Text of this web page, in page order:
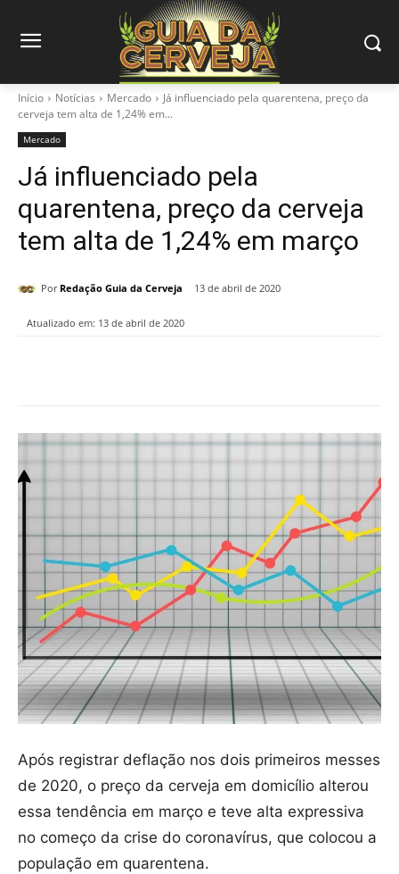
Início Notícias Mercado
Já influenciado pela quarentena, preço da
cerveja tem alta de 1,24% em...
Mercado
Já influenciado pela
quarentena, preço da cerveja
tem alta de 1,24% em março
Por Redação Guia da Cerveja 13 de abril de 2020
Atualizado em: 13 de abril de 2020
Após registrar deflação nos dois primeiros messes
de 2020, o preço da cerveja em domicílio alterou
essa tendência em março e teve alta expressiva
no começo da crise do coronavírus, que colocou a
população em quarentena.